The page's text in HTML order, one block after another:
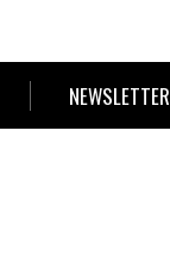
NEWSLETTER